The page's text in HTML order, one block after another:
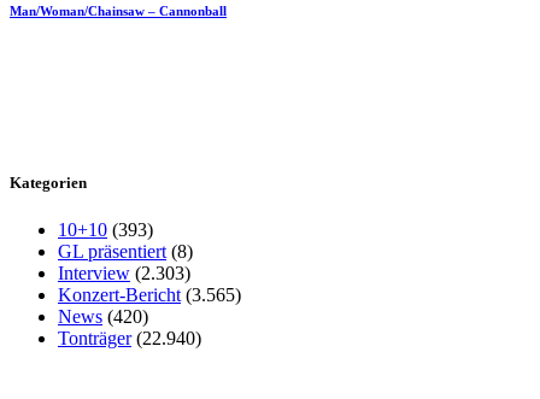
Man/Woman/Chainsaw – Cannonball
Kategorien
10+10 (393)
GL präsentiert (8)
Interview (2.303)
Konzert-Bericht (3.565)
News (420)
Tonträger(22.940)